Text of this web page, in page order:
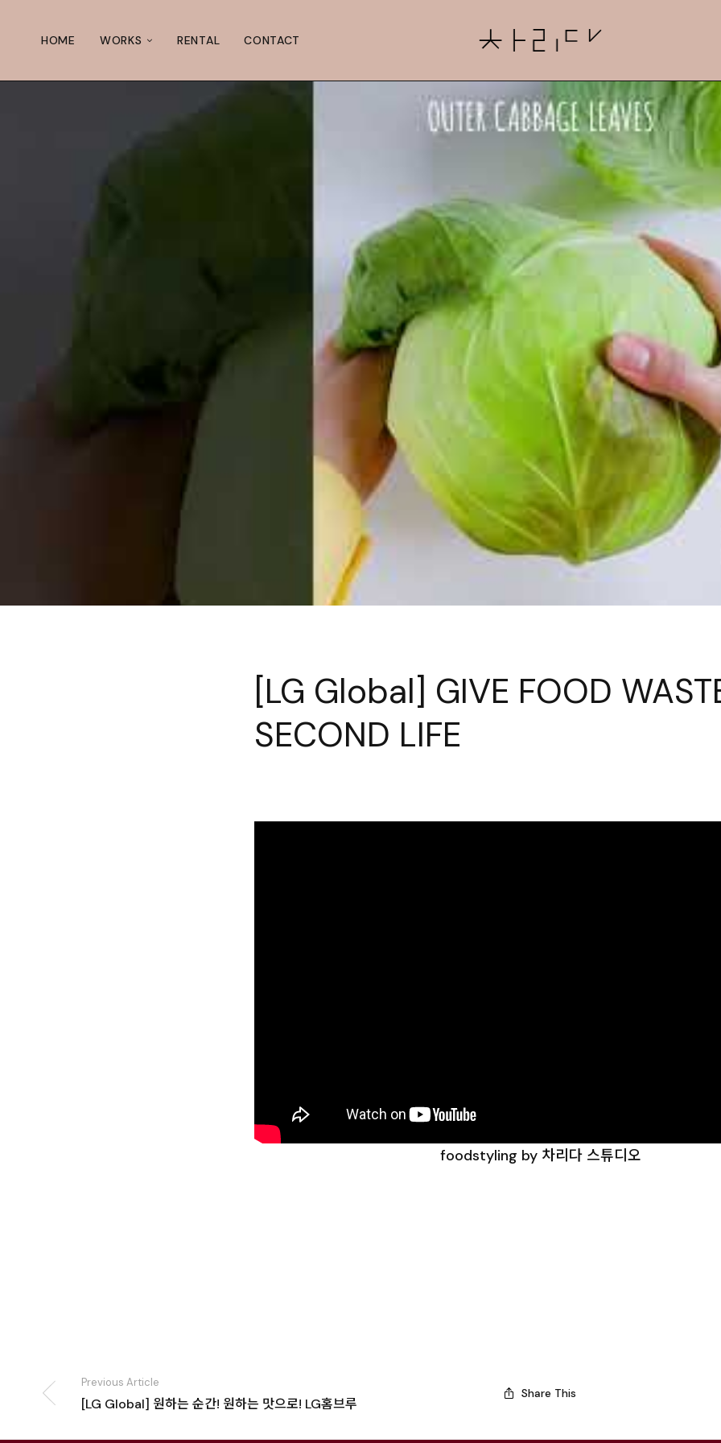
HOME WORKS RENTAL CONTACT
[LG Global] GIVE FOOD
SECOND LIFE
foodstyling by 차리다 스튜디오
Previous Article
[LG Global] 원하는 순간! 원하는 맛으로! LG홈브루
Share This